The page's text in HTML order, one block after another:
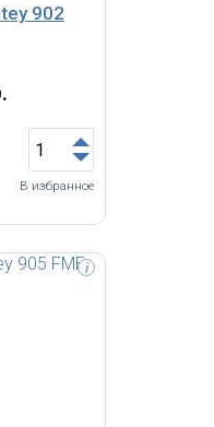
902
В избранное
i